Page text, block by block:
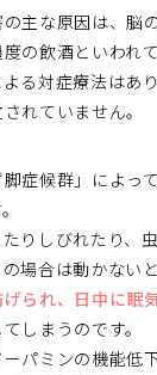
主な原因は、脳
の飲酒といわれ
る対症療法はあ
れていません。
症候群」によっ
りしびれたり、
場合は動かない
られ、日中に眠
しまうのです。
パミンの機能低